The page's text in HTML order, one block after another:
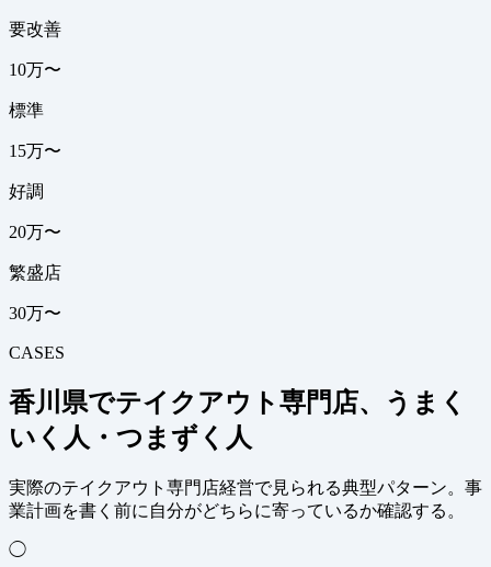
要改善
10万〜
標準
15万〜
好調
20万〜
繁盛店
30万〜
CASES
香川県でテイクアウト専門店、うまく
いく人・つまずく人
実際のテイクアウト専門店経営で見られる典型パターン。事
業計画を書く前に自分がどちらに寄っているか確認する。
◯